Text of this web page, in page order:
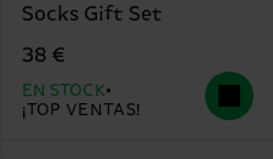
Socks Gift Set
38 €
EN STOCK
¡TOP VENTAS!